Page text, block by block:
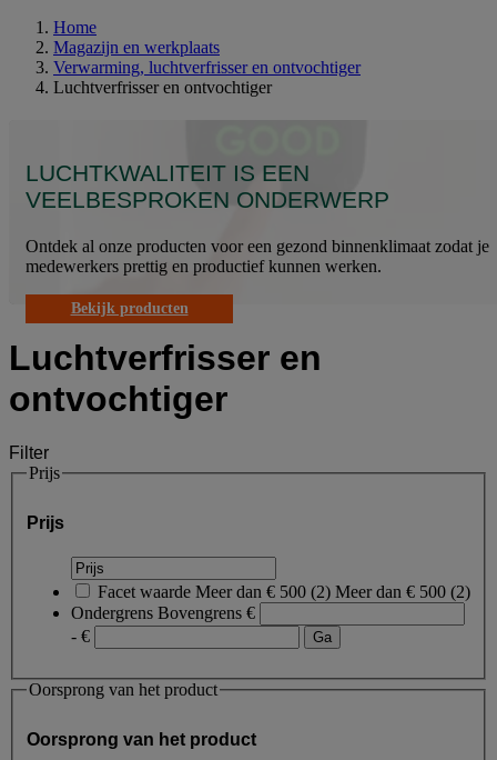
Home
Magazijn en werkplaats
Verwarming, luchtverfrisser en ontvochtiger
Luchtverfrisser en ontvochtiger
LUCHTKWALITEIT IS EEN
VEELBESPROKEN ONDERWERP
Ontdek al onze producten voor een gezond binnenklimaat zodat je
medewerkers prettig en productief kunnen werken.
Bekijk producten
Luchtverfrisser en
ontvochtiger
Filter
Prijs
Prijs
Facet waarde Meer dan € 500 (2) Meer dan € 500 (2)
Ondergrens Bovengrens €
- €
Oorsprong van het product
Oorsprong van het product